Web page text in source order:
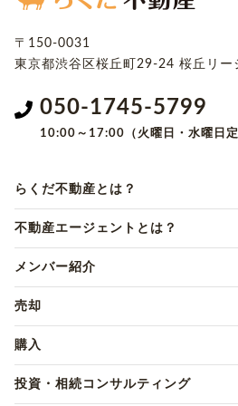
〒150-0031
東京都渋谷区桜丘町29-24 桜丘リー
050-1745-5799
10:00～17:00（火曜日・水曜日定
らくだ不動産とは？
不動産エージェントとは？
メンバー紹介
売却
購入
投資・相続コンサルティング